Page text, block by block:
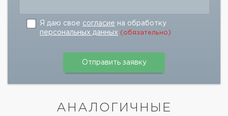
Я даю свое согласие на обработку
персональных данных (обязательно)
АНАЛОГИЧНЫЕ